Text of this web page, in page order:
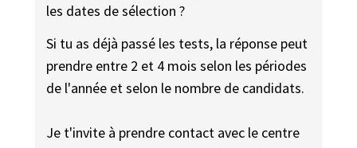
les dates de sélection ?
Si tu as déjà passé les tests, la réponse peut
prendre entre 2 et 4 mois selon les périodes
de l'année et selon le nombre de candidats.
Je t'invite à prendre contact avec le centre